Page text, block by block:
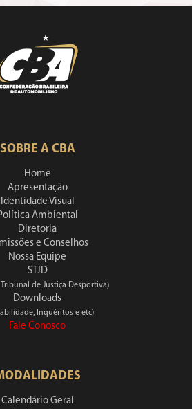
SOBRE A CBA
Home
Apresentação
Identidade Visual
Ambiental
Diretoria
e Conselhos
Nossa Equipe
STJD
de Justiça Desportiva)
Downloads
Inquéritos e etc)
Fale Conosco
Calendário Geral